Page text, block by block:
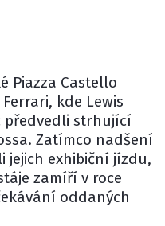
Piazza Castello
Ferrari, kde Lewis
předvedli strhující
Zatímco nadšení
jejich exhibiční jízdu,
zamíří v roce
oddaných